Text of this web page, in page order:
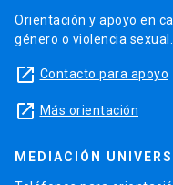
Orientación y apoyo en
género o violencia sexual.
launch Contacto para apoyo
launch Más orientación
MEDIACIÓN